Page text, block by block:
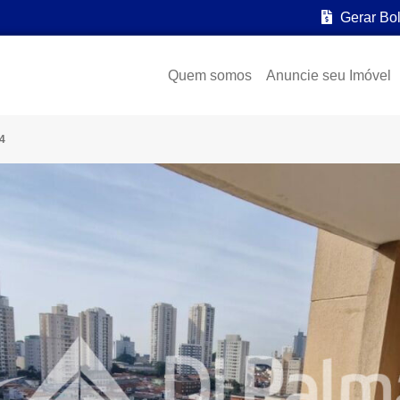
Gerar
Quem somos Anuncie seu Imóvel